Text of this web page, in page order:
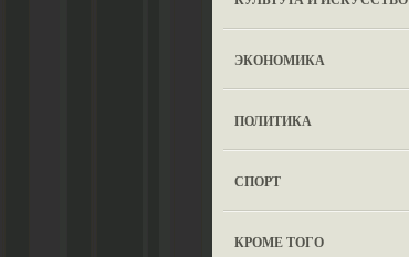
ЭКОНОМИКА
ПОЛИТИКА
СПОРТ
КРОМЕ ТОГО